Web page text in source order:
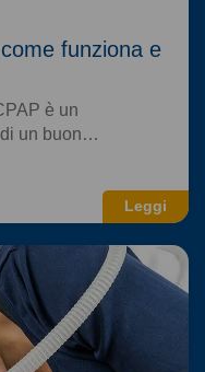
Leggi
funziona e
è un
un buon…